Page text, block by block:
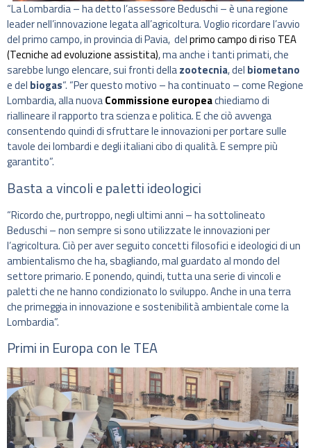
“La Lombardia – ha detto l’assessore Beduschi – è una regione
leader nell’innovazione legata all’agricoltura. Voglio ricordare l’avvio
del primo campo, in provincia di Pavia, delprimo campo di riso TEA
(Tecniche ad evoluzione assistita), ma anche i tanti primati, che
sarebbe lungo elencare, sui fronti dellazootecnia, del biometano
e del biogas“. “Per questo motivo – ha continuato – come Regione
Lombardia, alla nuovaCommissione europeachiediamo di
riallineare il rapporto tra scienza e politica. E che ciò avvenga
consentendo quindi di sfruttare le innovazioni per portare sulle
tavole dei lombardi e degli italiani cibo di qualità. E sempre più
garantito”.
Basta a vincoli e paletti ideologici
“Ricordo che, purtroppo, negli ultimi anni – ha sottolineato
Beduschi – non sempre si sono utilizzate le innovazioni per
l’agricoltura. Ciò per aver seguito concetti filosofici e ideologici di un
ambientalismo che ha, sbagliando, mal guardato al mondo del
settore primario. E ponendo, quindi, tutta una serie di vincoli e
paletti che ne hanno condizionato lo sviluppo. Anche in una terra
che primeggia in innovazione e sostenibilità ambientale come la
Lombardia”.
Primi in Europa con le TEA